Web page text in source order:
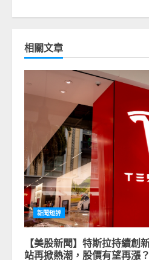
相關文章
新聞短評
【美股新聞】特斯拉持續創
站再掀熱潮，股價有望再漲？